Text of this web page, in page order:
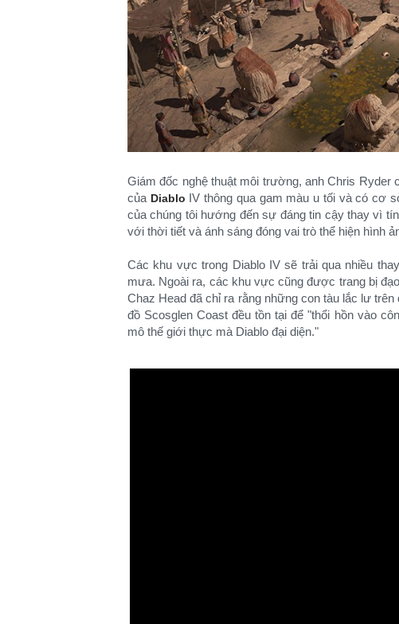
Giám đốc nghệ thuật môi trường, anh Chris Ryder
của Diablo IV thông qua gam màu u tối và có cơ
của chúng tôi hướng đến sự đáng tin cậy thay vì
với thời tiết và ánh sáng đóng vai trò thể hiện hình
Các khu vực trong Diablo IV sẽ trải qua nhiều
mưa. Ngoài ra, các khu vực cũng được trang bị
Chaz Head đã chỉ ra rằng những con tàu lắc lư
đồ Scosglen Coast đều tồn tại để "thổi hồn vào
mô thế giới thực mà Diablo đại diện."